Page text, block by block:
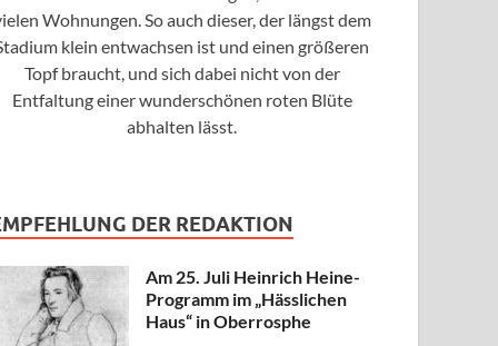
Wohnungen. So auch dieser, der längst dem
klein entwachsen ist und einen größeren
Topf braucht, und sich dabei nicht von der
Entfaltung einer wunderschönen roten Blüte
abhalten lässt.
DER REDAKTION
Am 25. Juli Heinrich Heine-
Programm im „Hässlichen
Haus“ in Oberrosphe